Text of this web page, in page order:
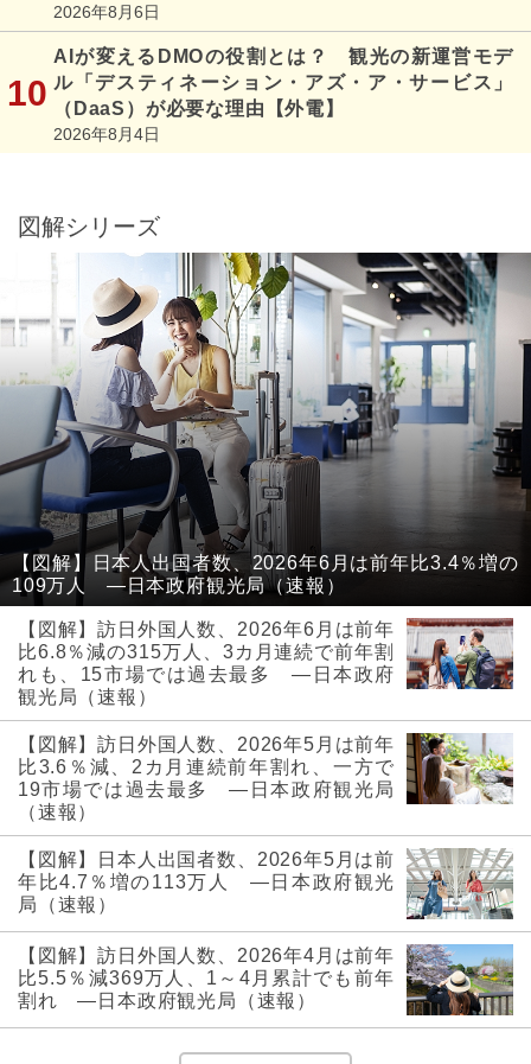
2026年8月6日
AIが変えるDMOの役割とは？ 観光の新運営モデ
ル「デスティネーション・アズ・ア・サービス」
（DaaS）が必要な理由【外電】
2026年8月4日
図解シリーズ
【図解】日本人出国者数、2026年6月は前年比3.4％増の
109万人 ―日本政府観光局（速報）
【図解】訪日外国人数、2026年6月は前年
比6.8％減の315万人、3カ月連続で前年割
れも、15市場では過去最多 ―日本政府
観光局（速報）
【図解】訪日外国人数、2026年5月は前年
比3.6％減、2カ月連続前年割れ、一方で
19市場では過去最多 ―日本政府観光局
（速報）
【図解】日本人出国者数、2026年5月は前
年比4.7％増の113万人 ―日本政府観光
局（速報）
【図解】訪日外国人数、2026年4月は前年
比5.5％減369万人、1～4月累計でも前年
割れ ―日本政府観光局（速報）